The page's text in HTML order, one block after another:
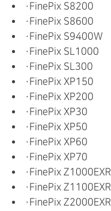
・FinePix S8200
・FinePix S8600
・FinePix S9400W
・FinePix SL1000
・FinePix SL300
・FinePix XP150
・FinePix XP200
・FinePix XP30
・FinePix XP50
・FinePix XP60
・FinePix XP70
・FinePix Z1000EXR
・FinePix Z1100EXR
・FinePix Z2000EXR